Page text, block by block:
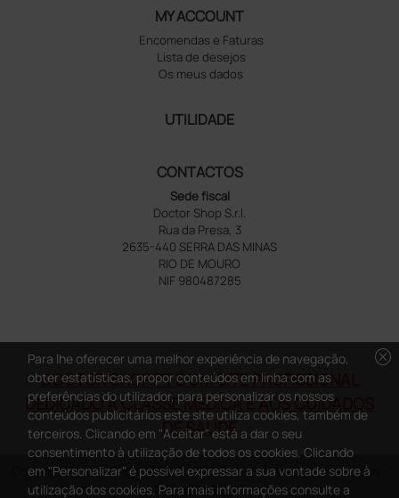
MY ACCOUNT
Encomendas e Faturas
Lista de desejos
Os meus dados
UTILIDADE
CONTACTOS
Sede fiscal
Doctor Shop S.r.l.
Rua da Presa, 3
2635-440 SERRA DAS MINAS
RIO DE MOURO
NIF 980487285
DOCTOR SHOP.PT É UM SITE PROFISSIONAL
DEDICADO À CLASSE MÉDICA E AOS CUIDADOS
DE SAÚDE
Copyright DoctorShop 2005-2026 - Todos os direitos reservados -
NIF: 980487285
cancel
Para lhe oferecer uma melhor experiência de navegação,
obter estatísticas, propor conteúdos em linha com as
preferências do utilizador, para personalizar os nossos
conteúdos publicitários este site utiliza cookies, também de
terceiros. Clicando em "Aceitar" está a dar o seu
consentimento à utilização de todos os cookies. Clicando
em "Personalizar" é possível expressar a sua vontade sobre à
utilização dos cookies. Para mais informações consulte a